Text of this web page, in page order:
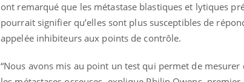
ont remarqué que les métastase blastiques et lytiques
pourrait signifier qu’elles sont plus susceptibles de
appelée inhibiteurs aux points de contrôle.
“Nous avons mis au point un test qui permet de